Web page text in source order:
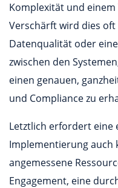
Komplexität und
Verschärft wird dies
Datenqualität oder
zwischen den
einen genauen,
und Compliance zu
Letztlich erfordert eine
Implementierung auch
angemessene
Engagement, eine